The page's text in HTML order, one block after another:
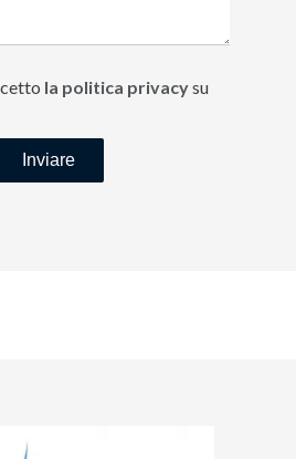
la politica privacysu
Inviare